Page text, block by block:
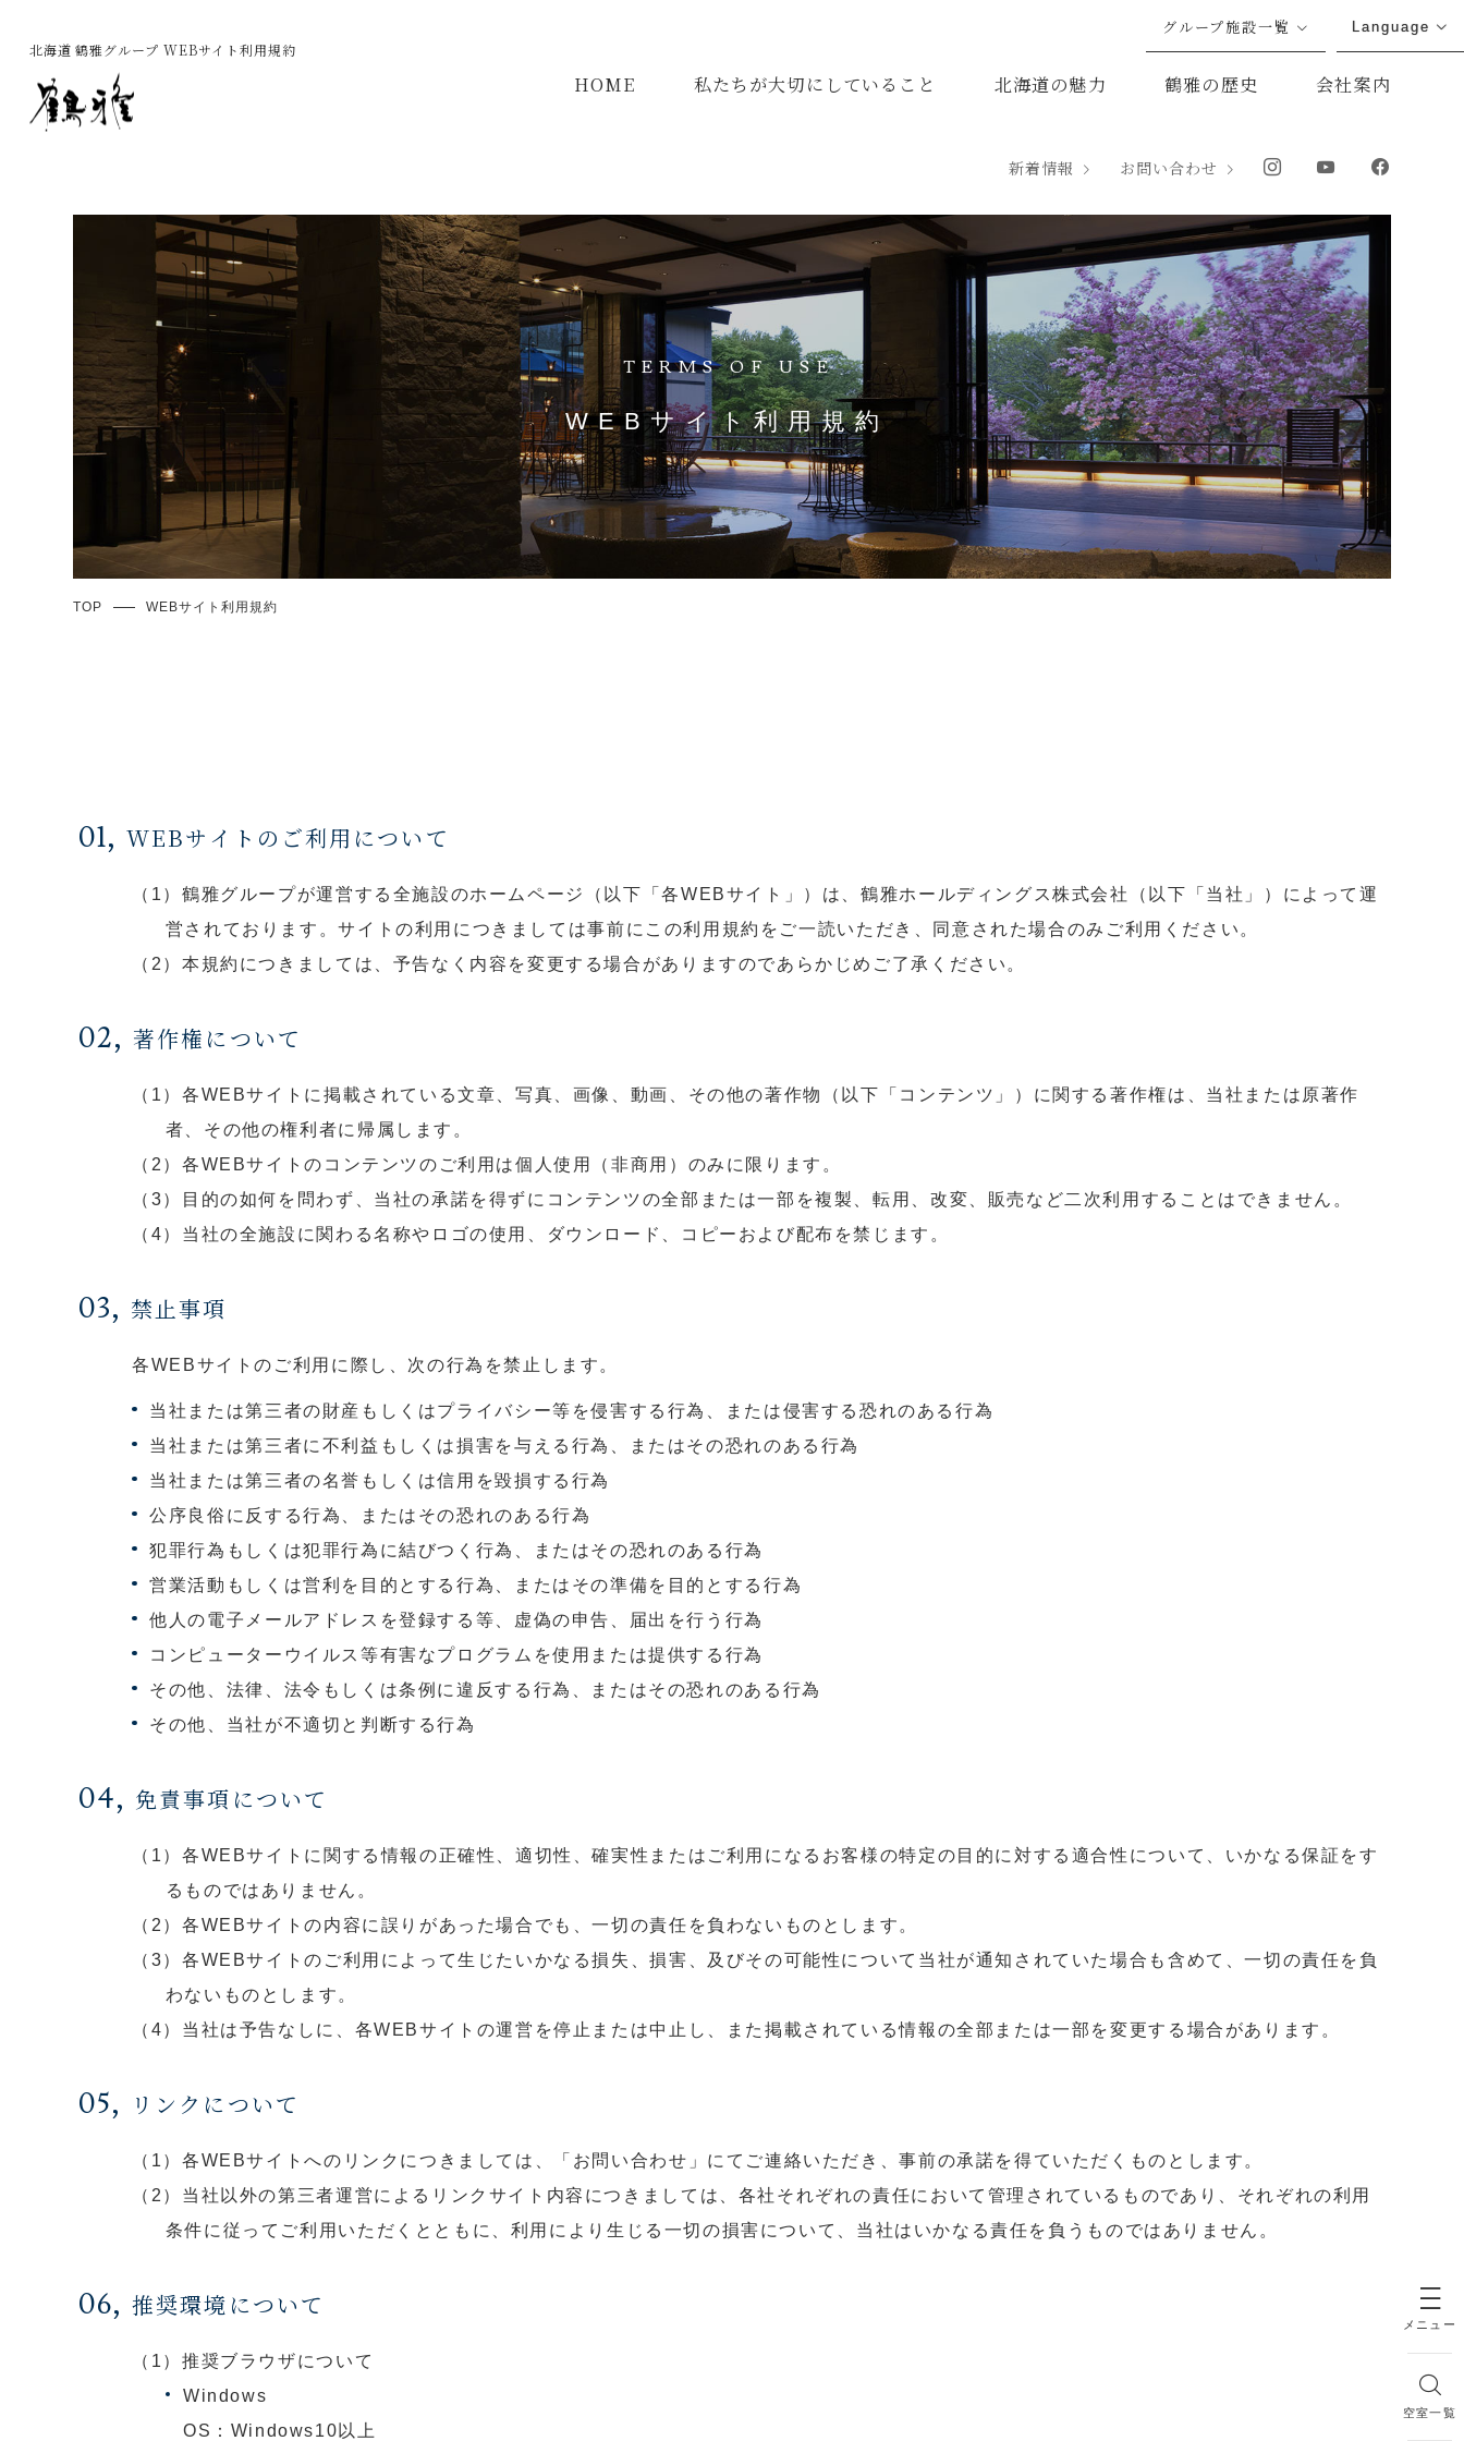
北海道 鶴雅グループ WEBサイト利用規約
HOME 私たちが大切にしていること 北海道の魅力 鶴雅の歴史 会社案内
新着情報 お問い合わせ
グループ施設一覧 Language
TERMS OF USE
WEBサイト利用規約
TOP WEBサイト利用規約
01, WEBサイトのご利用について
（1）鶴雅グループが運営する全施設のホームページ（以下「各WEBサイト」）は、鶴雅ホールディングス株式会社（以下「当社」）によって運
営されております。サイトの利用につきましては事前にこの利用規約をご一読いただき、同意された場合のみご利用ください。
（2）本規約につきましては、予告なく内容を変更する場合がありますのであらかじめご了承ください。
02, 著作権について
（1）各WEBサイトに掲載されている文章、写真、画像、動画、その他の著作物（以下「コンテンツ」）に関する著作権は、当社または原著作
者、その他の権利者に帰属します。
（2）各WEBサイトのコンテンツのご利用は個人使用（非商用）のみに限ります。
（3）目的の如何を問わず、当社の承諾を得ずにコンテンツの全部または一部を複製、転用、改変、販売など二次利用することはできません。
（4）当社の全施設に関わる名称やロゴの使用、ダウンロード、コピーおよび配布を禁じます。
03, 禁止事項
各WEBサイトのご利用に際し、次の行為を禁止します。
当社または第三者の財産もしくはプライバシー等を侵害する行為、または侵害する恐れのある行為
当社または第三者に不利益もしくは損害を与える行為、またはその恐れのある行為
当社または第三者の名誉もしくは信用を毀損する行為
公序良俗に反する行為、またはその恐れのある行為
犯罪行為もしくは犯罪行為に結びつく行為、またはその恐れのある行為
営業活動もしくは営利を目的とする行為、またはその準備を目的とする行為
他人の電子メールアドレスを登録する等、虚偽の申告、届出を行う行為
コンピューターウイルス等有害なプログラムを使用または提供する行為
その他、法律、法令もしくは条例に違反する行為、またはその恐れのある行為
その他、当社が不適切と判断する行為
04, 免責事項について
（1）各WEBサイトに関する情報の正確性、適切性、確実性またはご利用になるお客様の特定の目的に対する適合性について、いかなる保証をす
るものではありません。
（2）各WEBサイトの内容に誤りがあった場合でも、一切の責任を負わないものとします。
（3）各WEBサイトのご利用によって生じたいかなる損失、損害、及びその可能性について当社が通知されていた場合も含めて、一切の責任を負
わないものとします。
（4）当社は予告なしに、各WEBサイトの運営を停止または中止し、また掲載されている情報の全部または一部を変更する場合があります。
05, リンクについて
（1）各WEBサイトへのリンクにつきましては、「お問い合わせ」にてご連絡いただき、事前の承諾を得ていただくものとします。
（2）当社以外の第三者運営によるリンクサイト内容につきましては、各社それぞれの責任において管理されているものであり、それぞれの利用
条件に従ってご利用いただくとともに、利用により生じる一切の損害について、当社はいかなる責任を負うものではありません。
06, 推奨環境について
（1）推奨ブラウザについて
Windows
OS：Windows10以上
メニュー
空室一覧